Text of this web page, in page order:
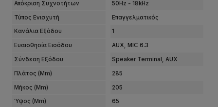
Απόκριση Συχνοτήτων 50Hz - 18kHz
Τύπος Ενισχυτή Επαγγελματικός
Κανάλια Εξόδου 1
Ευαισθησία Εισόδου AUX, MIC 6.3
Σύνδεση Εξόδου Speaker Terminal, AUX
Πλάτος (mm) 285
Μήκος (mm) 205
Ύψος (mm) 65